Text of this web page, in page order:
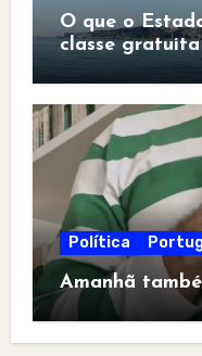
O que o
classe
Política
Amanhã